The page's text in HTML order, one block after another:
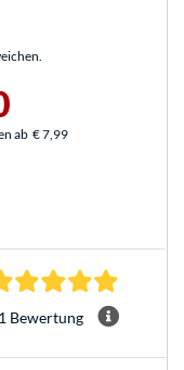
ab € 7,99
Bewertung